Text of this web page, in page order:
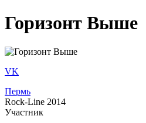
Горизонт Выше
VK
Пермь
Rock-Line 2014
Участник